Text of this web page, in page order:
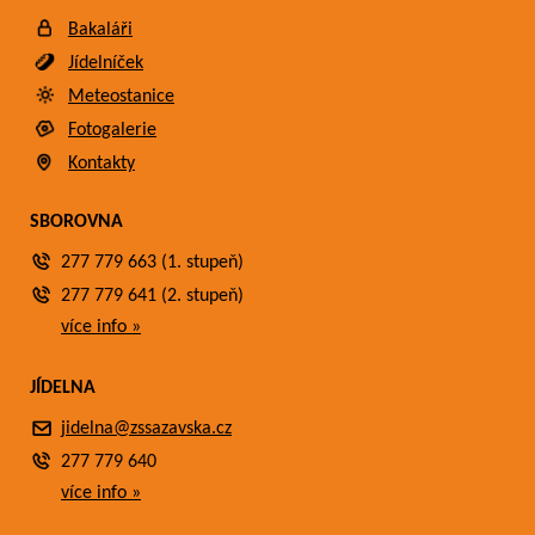
Bakaláři
Jídelníček
Meteostanice
Fotogalerie
Kontakty
SBOROVNA
277 779 663 (1. stupeň)
277 779 641 (2. stupeň)
více info »
JÍDELNA
jidelna@zssazavska.cz
277 779 640
více info »